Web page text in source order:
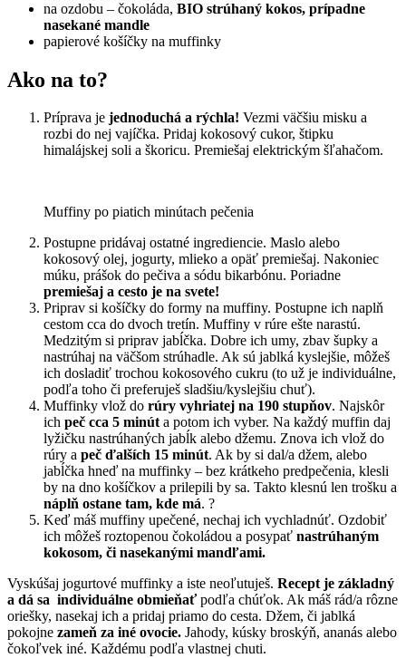
na ozdobu – čokoláda, BIO strúhaný kokos, prípadne
nasekané mandle
papierové košíčky na muffinky
Ako na to?
Príprava je jednoduchá a rýchla! Vezmi väčšiu misku a
rozbi do nej vajíčka. Pridaj kokosový cukor, štipku
himalájskej soli a škoricu. Premiešaj elektrickým šľahačom.
Muffiny po piatich minútach pečenia
Postupne pridávaj ostatné ingrediencie. Maslo alebo
kokosový olej, jogurty, mlieko a opäť premiešaj. Nakoniec
múku, prášok do pečiva a sódu bikarbónu. Poriadne
premiešaj a cesto je na svete!
Priprav si košíčky do formy na muffiny. Postupne ich naplň
cestom cca do dvoch tretín. Muffiny v rúre ešte narastú.
Medzitým si priprav jabĺčka. Dobre ich umy, zbav šupky a
nastrúhaj na väčšom strúhadle. Ak sú jablká kyslejšie, môžeš
ich dosladiť trochou kokosového cukru (to už je individuálne,
podľa toho či preferuješ sladšiu/kyslejšiu chuť).
Muffinky vlož do rúry vyhriatej na 190 stupňov. Najskôr
ich peč cca 5 minúta potom ich vyber. Na každý muffin daj
lyžičku nastrúhaných jabĺk alebo džemu. Znova ich vlož do
rúry a peč ďalších 15 minút. Ak by si dal/a džem, alebo
jabĺčka hneď na muffinky – bez krátkeho predpečenia, klesli
by na dno košíčkov a prilepili by sa. Takto klesnú len trošku a
náplň ostane tam, kde má. ?
Keď máš muffiny upečené, nechaj ich vychladnúť. Ozdobiť
ich môžeš roztopenou čokoládou a posypať nastrúhaným
kokosom, či nasekanými mandľami.
Vyskúšaj jogurtové muffinky a iste neoľutuješ. Recept je základný
a dá sa individuálne obmieňaťpodľa chúťok. Ak máš rád/a rôzne
oriešky, nasekaj ich a pridaj priamo do cesta. Džem, či jablká
pokojne zameň za iné ovocie. Jahody, kúsky broskýň, ananás alebo
čokoľvek iné. Každému podľa vlastnej chuti.